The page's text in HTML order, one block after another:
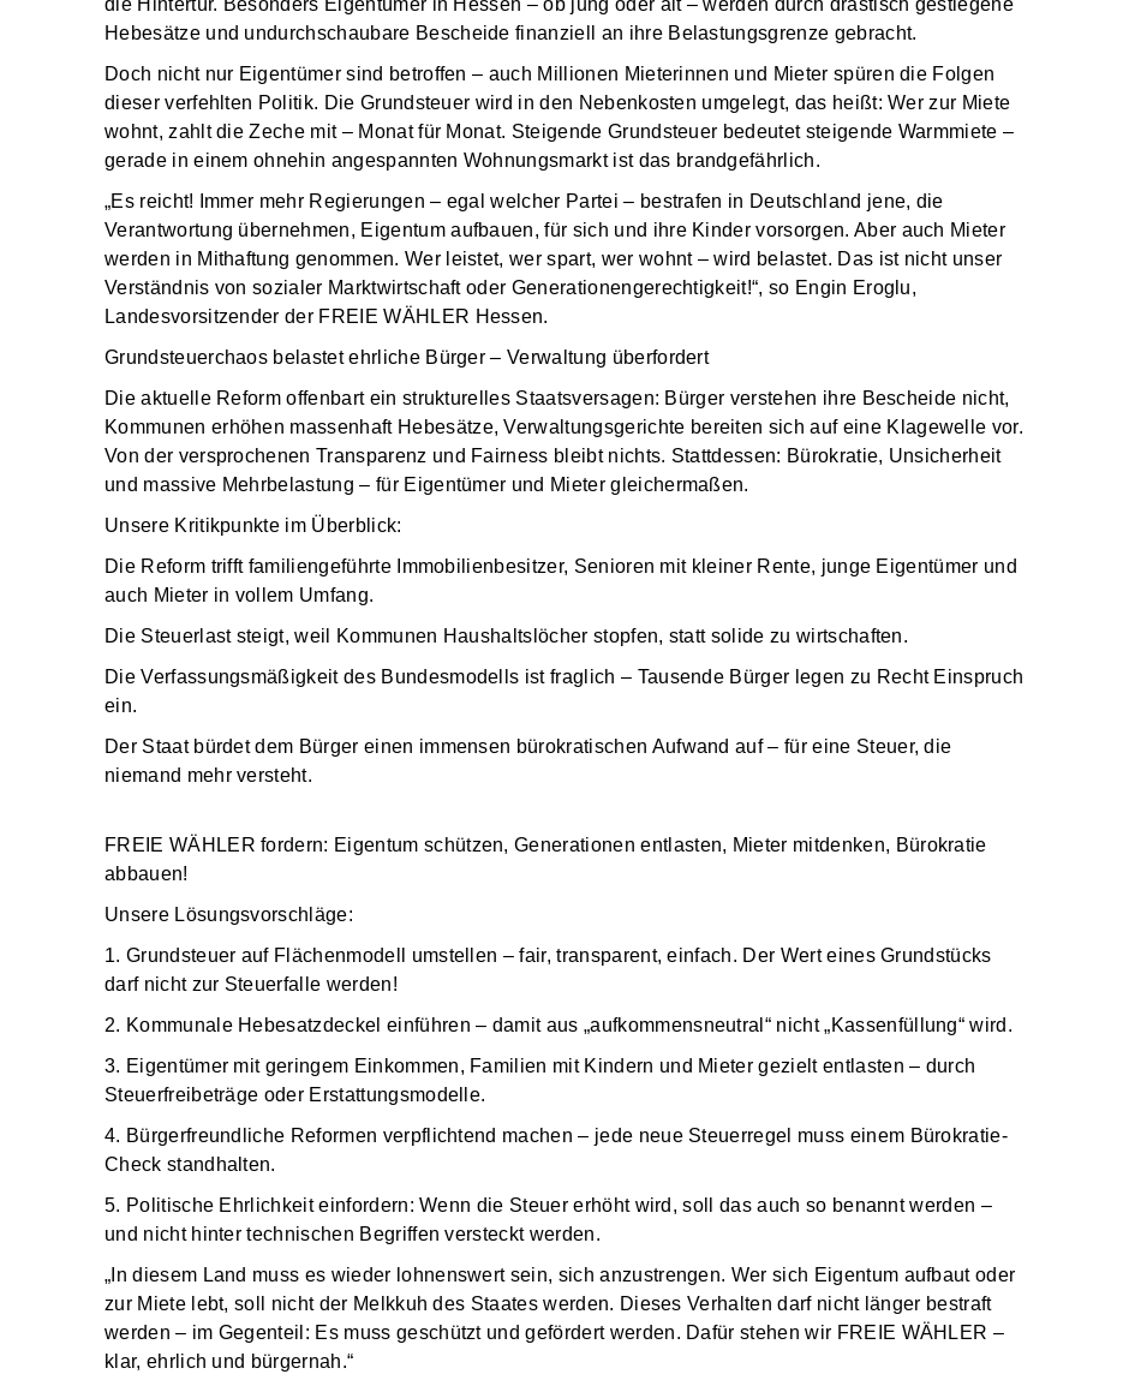
die Hintertür. Besonders Eigentümer in Hessen – ob jung oder alt – werden durch drastisch gestiegene
Hebesätze und undurchschaubare Bescheide finanziell an ihre Belastungsgrenze gebracht.
Doch nicht nur Eigentümer sind betroffen – auch Millionen Mieterinnen und Mieter spüren die Folgen
dieser verfehlten Politik. Die Grundsteuer wird in den Nebenkosten umgelegt, das heißt: Wer zur Miete
wohnt, zahlt die Zeche mit – Monat für Monat. Steigende Grundsteuer bedeutet steigende Warmmiete –
gerade in einem ohnehin angespannten Wohnungsmarkt ist das brandgefährlich.
„Es reicht! Immer mehr Regierungen – egal welcher Partei – bestrafen in Deutschland jene, die
Verantwortung übernehmen, Eigentum aufbauen, für sich und ihre Kinder vorsorgen. Aber auch Mieter
werden in Mithaftung genommen. Wer leistet, wer spart, wer wohnt – wird belastet. Das ist nicht unser
Verständnis von sozialer Marktwirtschaft oder Generationengerechtigkeit!“, so Engin Eroglu,
Landesvorsitzender der FREIE WÄHLER Hessen.
Grundsteuerchaos belastet ehrliche Bürger – Verwaltung überfordert
Die aktuelle Reform offenbart ein strukturelles Staatsversagen: Bürger verstehen ihre Bescheide nicht,
Kommunen erhöhen massenhaft Hebesätze, Verwaltungsgerichte bereiten sich auf eine Klagewelle vor.
Von der versprochenen Transparenz und Fairness bleibt nichts. Stattdessen: Bürokratie, Unsicherheit
und massive Mehrbelastung – für Eigentümer und Mieter gleichermaßen.
Unsere Kritikpunkte im Überblick:
Die Reform trifft familiengeführte Immobilienbesitzer, Senioren mit kleiner Rente, junge Eigentümer und
auch Mieter in vollem Umfang.
Die Steuerlast steigt, weil Kommunen Haushaltslöcher stopfen, statt solide zu wirtschaften.
Die Verfassungsmäßigkeit des Bundesmodells ist fraglich – Tausende Bürger legen zu Recht Einspruch
ein.
Der Staat bürdet dem Bürger einen immensen bürokratischen Aufwand auf – für eine Steuer, die
niemand mehr versteht.
FREIE WÄHLER fordern: Eigentum schützen, Generationen entlasten, Mieter mitdenken, Bürokratie
abbauen!
Unsere Lösungsvorschläge:
1. Grundsteuer auf Flächenmodell umstellen – fair, transparent, einfach. Der Wert eines Grundstücks
darf nicht zur Steuerfalle werden!
2. Kommunale Hebesatzdeckel einführen – damit aus „aufkommensneutral“ nicht „Kassenfüllung“ wird.
3. Eigentümer mit geringem Einkommen, Familien mit Kindern und Mieter gezielt entlasten – durch
Steuerfreibeträge oder Erstattungsmodelle.
4. Bürgerfreundliche Reformen verpflichtend machen – jede neue Steuerregel muss einem Bürokratie-
Check standhalten.
5. Politische Ehrlichkeit einfordern: Wenn die Steuer erhöht wird, soll das auch so benannt werden –
und nicht hinter technischen Begriffen versteckt werden.
„In diesem Land muss es wieder lohnenswert sein, sich anzustrengen. Wer sich Eigentum aufbaut oder
zur Miete lebt, soll nicht der Melkkuh des Staates werden. Dieses Verhalten darf nicht länger bestraft
werden – im Gegenteil: Es muss geschützt und gefördert werden. Dafür stehen wir FREIE WÄHLER –
klar, ehrlich und bürgernah.“